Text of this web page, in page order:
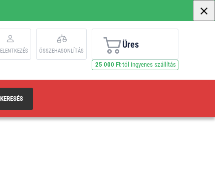
ÖSSZEHASONLÍTÁS
Üres
25 000 Ft-tól ingyenes szállítás
KERESÉS